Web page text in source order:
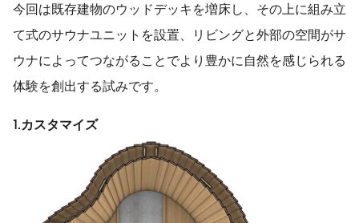
今回は既存建物のウッドデッキを増床し、その上に組み立
て式のサウナユニットを設置、リビングと外部の空間がサ
ウナによってつながることでより豊かに自然を感じられる
体験を創出する試みです。
1.カスタマイズ